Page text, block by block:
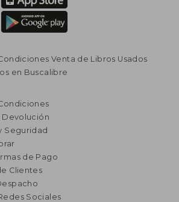
Venta de Libros Usados
en Buscalibre
Devolución
Seguridad
de Pago
Clientes
Sociales